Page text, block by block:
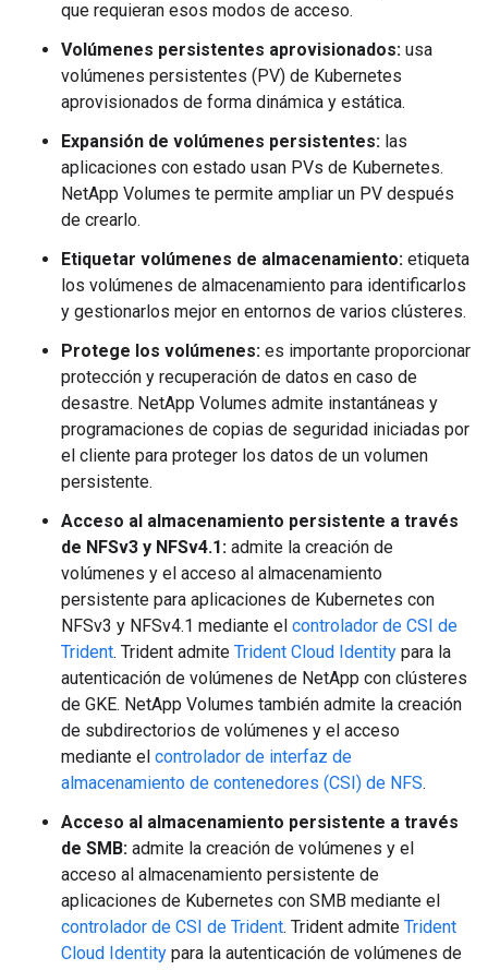
que requieran esos modos de acceso.
Volúmenes persistentes aprovisionados: usa
volúmenes persistentes (PV) de Kubernetes
aprovisionados de forma dinámica y estática.
Expansión de volúmenes persistentes: las
aplicaciones con estado usan PVs de Kubernetes.
NetApp Volumes te permite ampliar un PV después
de crearlo.
Etiquetar volúmenes de almacenamiento: etiqueta
los volúmenes de almacenamiento para identificarlos
y gestionarlos mejor en entornos de varios clústeres.
Protege los volúmenes: es importante proporcionar
protección y recuperación de datos en caso de
desastre. NetApp Volumes admite instantáneas y
programaciones de copias de seguridad iniciadas por
el cliente para proteger los datos de un volumen
persistente.
Acceso al almacenamiento persistente a través
de NFSv3 y NFSv4.1: admite la creación de
volúmenes y el acceso al almacenamiento
persistente para aplicaciones de Kubernetes con
NFSv3 y NFSv4.1 mediante el controlador de CSI de
Trident. Trident admite Trident Cloud Identity para la
autenticación de volúmenes de NetApp con clústeres
de GKE. NetApp Volumes también admite la creación
de subdirectorios de volúmenes y el acceso
mediante el controlador de interfaz de
almacenamiento de contenedores (CSI) de NFS.
Acceso al almacenamiento persistente a través
de SMB: admite la creación de volúmenes y el
acceso al almacenamiento persistente de
aplicaciones de Kubernetes con SMB mediante el
controlador de CSI de Trident. Trident admite Trident
Cloud Identity para la autenticación de volúmenes de